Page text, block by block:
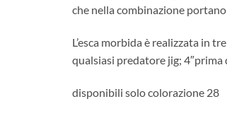
che nella combinazione
L’esca morbida è realizzata in
qualsiasi predatore jig;
disponibili solo colorazione 28